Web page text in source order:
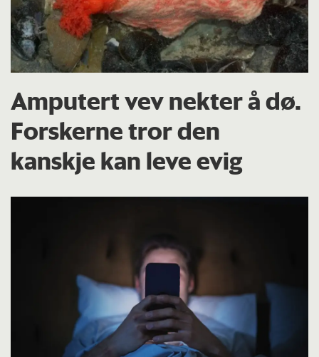
Amputert vev nekter å dø.
Forskerne tror den
kanskje kan leve evig